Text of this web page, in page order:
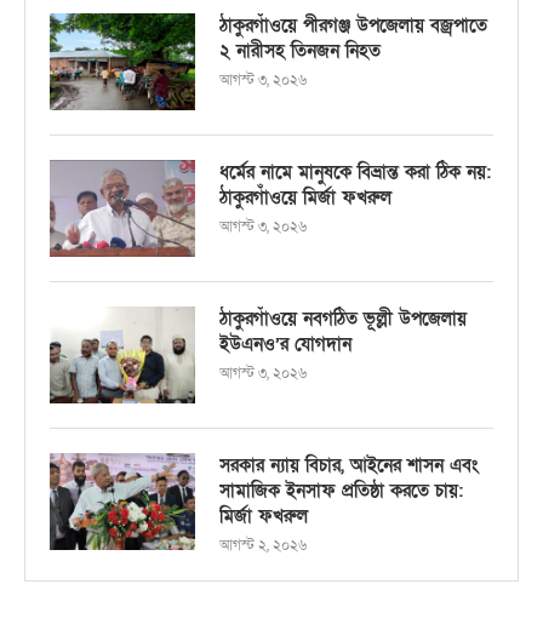
ঠাকুরগাঁওয়ে পীরগঞ্জ উপজেলায় বজ্রপাতে
২ নারীসহ তিনজন নিহত
আগস্ট ৩, ২০২৬
ধর্মের নামে মানুষকে বিভ্রান্ত করা ঠিক নয়:
ঠাকুরগাঁওয়ে মির্জা ফখরুল
আগস্ট ৩, ২০২৬
ঠাকুরগাঁওয়ে নবগঠিত ভূল্লী উপজেলায়
ইউএনও’র যোগদান
আগস্ট ৩, ২০২৬
সরকার ন্যায় বিচার, আইনের শাসন এবং
সামাজিক ইনসাফ প্রতিষ্ঠা করতে চায়:
মির্জা ফখরুল
আগস্ট ২, ২০২৬